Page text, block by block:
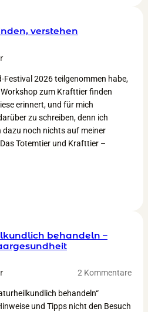
verstehen
2026 teilgenommen habe,
zum Krafttier finden
erinnert, und für mich
zu schreiben, denn ich
noch nichts auf meiner
Das Totemtier und Krafttier –
behandeln –
2 Kommentare
behandeln“
und Tipps nicht den Besuch